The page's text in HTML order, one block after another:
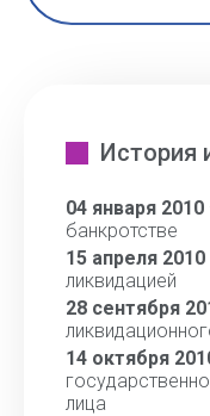
История
04 января 2010
банкротстве
15 апреля 2010
ликвидацией
28 сентября
14 октября
лица